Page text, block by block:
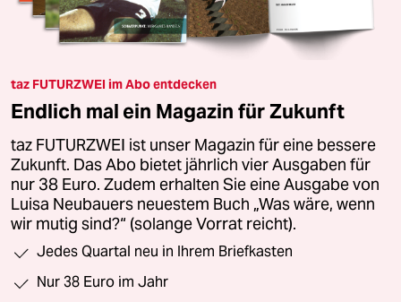
taz FUTURZWEI im Abo entdecken
Endlich mal ein Magazin für Zukunft
taz FUTURZWEI ist unser Magazin für eine bessere
Zukunft. Das Abo bietet jährlich vier Ausgaben für
nur 38 Euro. Zudem erhalten Sie eine Ausgabe von
Luisa Neubauers neuestem Buch „Was wäre, wenn
wir mutig sind?“ (solange Vorrat reicht).
Jedes Quartal neu in Ihrem Briefkasten
Nur 38 Euro im Jahr